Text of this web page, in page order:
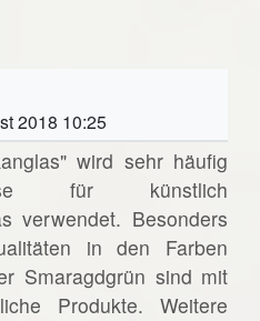
2018 10:25
wird sehr häufig
für künstlich
verwendet. Besonders
in den Farben
Smaragdgrün sind mit
Produkte. Weitere